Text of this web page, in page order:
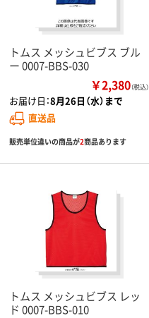
トムス メッシュビブス ブル
ー 0007-BBS-030
￥2,380（税込）
お届け日：8月26日（水）まで
直送品
販売単位違いの商品が2商品あります
トムス メッシュビブス レッ
ド 0007-BBS-010